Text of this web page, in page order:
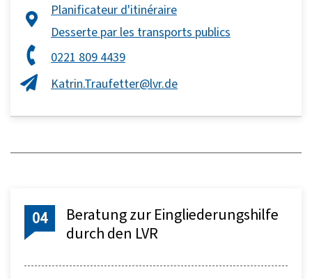
Planificateur d'itinéraire
Desserte par les transports publics
0221 809 4439
Katrin.Traufetter@lvr.de
04
Beratung zur Eingliederungshilfe
durch den LVR